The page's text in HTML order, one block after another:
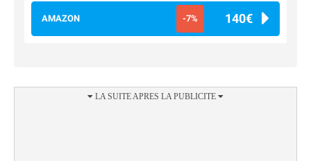
AMAZON -7% 140€